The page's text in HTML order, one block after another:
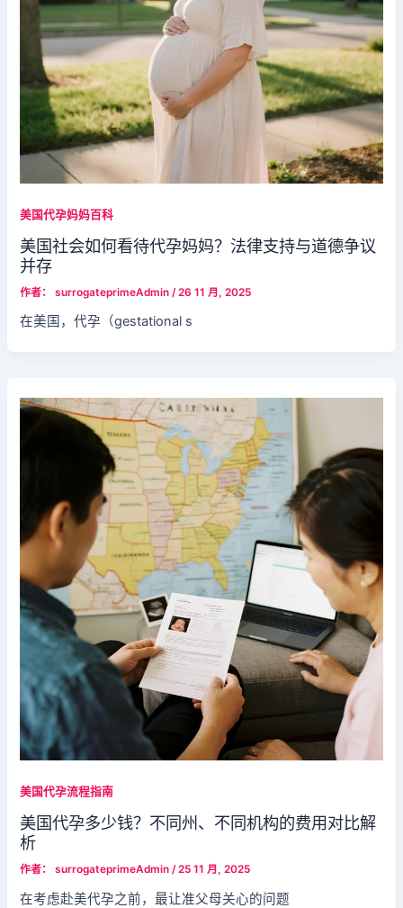
美国代孕妈妈百科
美国社会如何看待代孕妈妈？法律支持与道德争议
并存
作者： surrogateprimeAdmin /26 11 月, 2025
在美国，代孕（gestational s
美国代孕流程指南
美国代孕多少钱？不同州、不同机构的费用对比解
析
作者： surrogateprimeAdmin/25 11 月, 2025
在考虑赴美代孕之前，最让准父母关心的问题